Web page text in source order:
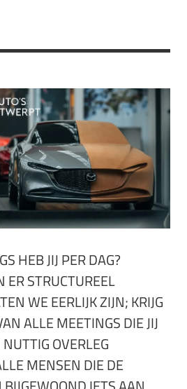
HEB JIJ PER DAG?
STRUCTUREEL
WE EERLIJK ZIJN; KRIJG
ALLE MEETINGS DIE JIJ
OVERLEG
MENSEN DIE DE